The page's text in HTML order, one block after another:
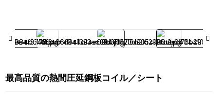
最高品質の熱間圧延鋼板コイル／シート